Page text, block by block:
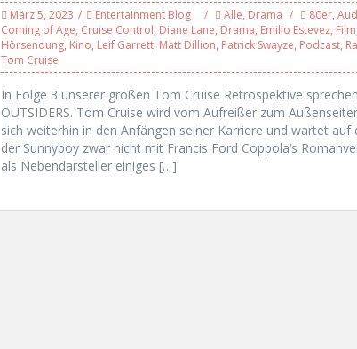
März 5, 2023 Entertainment Blog Alle, Drama 80er,
Coming of Age, Cruise Control, Diane Lane, Drama, Emilio Estevez, Film
Hörsendung, Kino, Leif Garrett, Matt Dillion, Patrick Swayze, Podcast,
Tom Cruise
In Folge 3 unserer großen Tom Cruise Retrospektive
OUTSIDERS. Tom Cruise wird vom Aufreißer zum
sich weiterhin in den Anfängen seiner Karriere und wartet
der Sunnyboy zwar nicht mit Francis Ford Coppola‘s
als Nebendarsteller einiges […]